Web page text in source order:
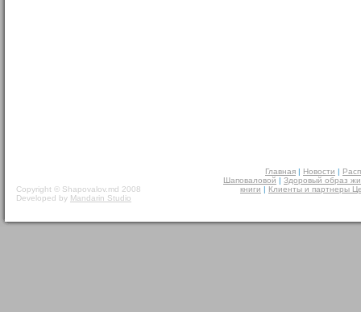
Copyright © Shapovalov.md 2008
Developed by Mandarin Studio
Главная | Новости |
Шаповаловой | Здоровый образ
книги | Клиенты и партнеры